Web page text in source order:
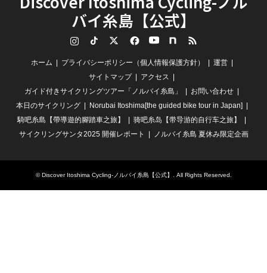
バイ糸島【公式】
FacebookYouTube note RSS
ホーム プライバシーポリシー（個人情報保護方針）
運営
サイトマップ
アクセス
ガイド付きサイクリングツアー「ノルバイ糸島」
お問い合わせ
本日のサイクリング
Norubai Itoshima[the guided bike tour in Japan]
騎吧糸島【帶導遊的腳踏車之旅】
骑吧糸岛【带导游的自行车之旅】
サイクリングサンタ2025 開催レポート
ノルバイ糸島 夏休み限定企画
©Discover Itoshima Cycling-ノルバイ糸島【公式】 . All Rights Reserved.